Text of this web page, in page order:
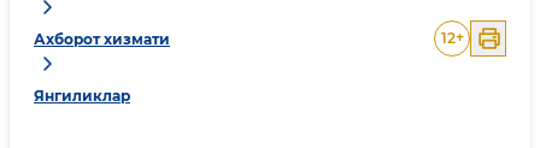
Ахборот хизмати
Янгиликлар
12+